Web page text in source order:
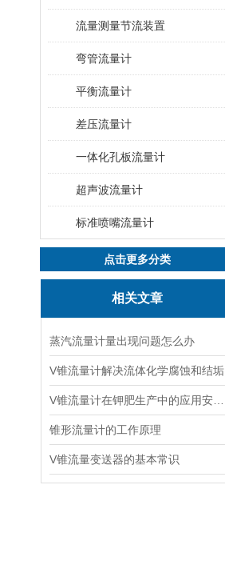
流量测量节流装置
弯管流量计
平衡流量计
差压流量计
一体化孔板流量计
超声波流量计
标准喷嘴流量计
点击更多分类
相关文章
蒸汽流量计量出现问题怎么办
V锥流量计解决流体化学腐蚀和结垢
锥形流量计的工作原理
V锥流量变送器的基本常识